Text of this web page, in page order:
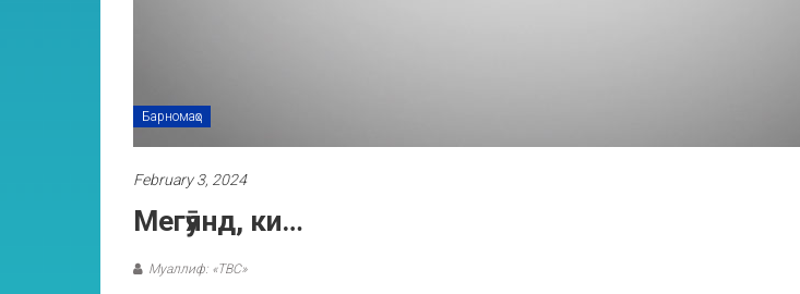
Барномаҳо
February 3, 2024
Мегӯянд, ки…
Муаллиф: «ТВС»